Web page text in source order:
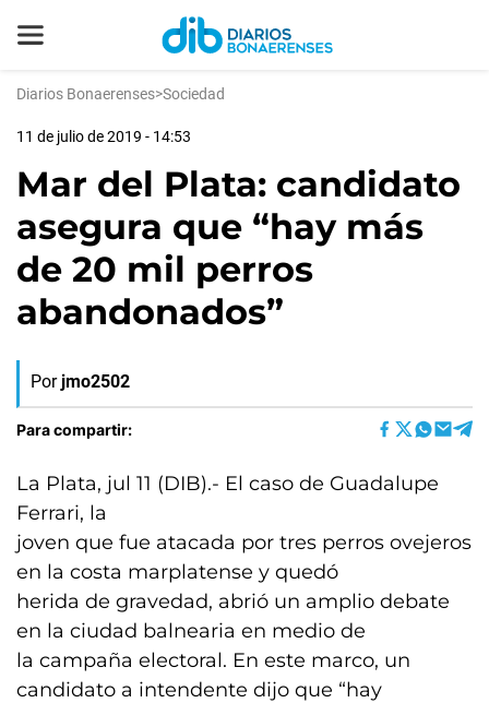
Diarios Bonaerenses>Sociedad
11 de julio de 2019 - 14:53
Mar del Plata: candidato
asegura que “hay más
de 20 mil perros
abandonados”
Por jmo2502
Para compartir:
La Plata, jul 11 (DIB).- El caso de Guadalupe
Ferrari, la
joven que fue atacada por tres perros ovejeros
en la costa marplatense y quedó
herida de gravedad, abrió un amplio debate
en la ciudad balnearia en medio de
la campaña electoral. En este marco, un
candidato a intendente dijo que “hay